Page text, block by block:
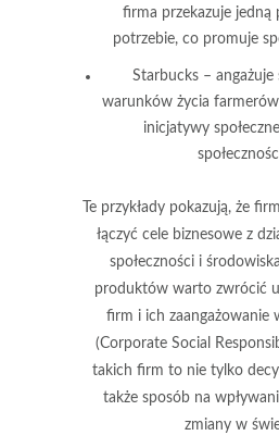
firma przekazuje jedną
potrzebie, co promuje
Starbucks –
warunków życia
inicjatywy
Te przykłady pokazują, że
łączyć cele biznesowe z
społecznościi
produktów warto zwrócić
firm i ich zaangażowanie
(Corporate Social
takich firm to nie tylko
także sposób na
zmiany w